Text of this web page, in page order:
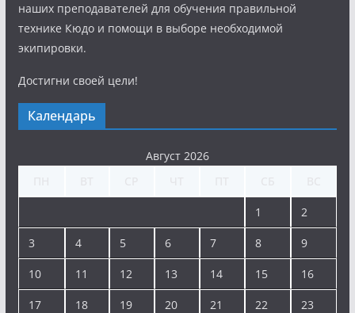
наших преподавателей для обучения правильной
технике Кюдо и помощи в выборе необходимой
экипировки.
Достигни своей цели!
Календарь
Август 2026
1 2
3 4 5 6 7 8 9
10 11 12 13 14 15 16
17 18 19 20 21 22 23